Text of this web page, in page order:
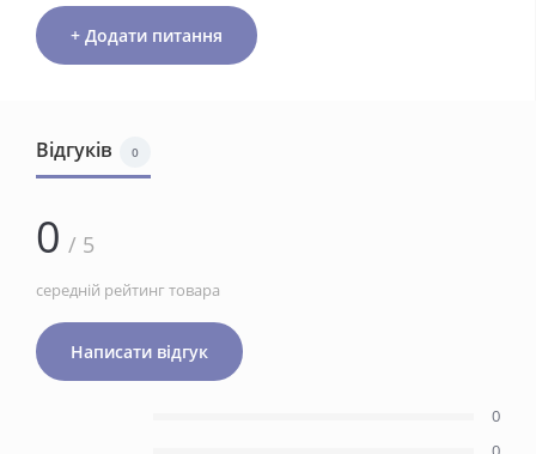
+ Додати питання
Відгуків 0
0 / 5
середній рейтинг товара
Написати відгук
0